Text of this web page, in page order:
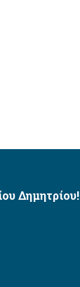
Δημητρίου!